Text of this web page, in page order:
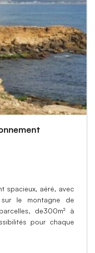
spacieux, aéré, avec
le montagne de
de300m² à
pour chaque